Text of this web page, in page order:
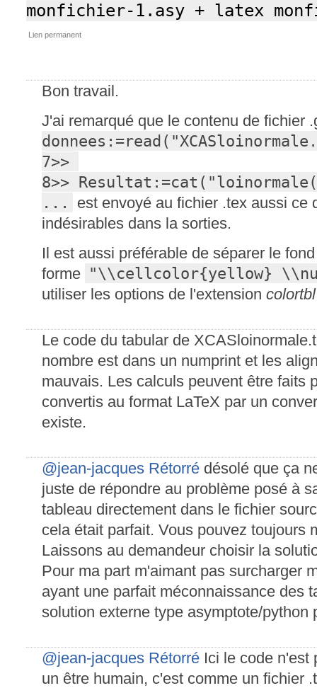
monfichier-1.asy + latex
Lien permanent
Bon travail.
J'ai remarqué que le contenu de fichier
7>>
8>>
...
est envoyé au fichier .tex aussi ce
indésirables dans la sorties.
Il est aussi préférable de séparer le
forme "\\cellcolor{yellow}
utiliser les options de l'extension colortbl
Le code du tabular de
nombre est dans un numprint et les
mauvais. Les calculs peuvent être faits
convertis au format LaTeX par un
existe.
@jean-jacques Rétorré désolé que ça
juste de répondre au problème posé à
tableau directement dans le fichier
cela était parfait. Vous pouvez toujours
Laissons au demandeur choisir la
Pour ma part m'aimant pas surcharger
ayant une parfait méconnaissance des
solution externe type asymptote/python
@jean-jacques Rétorré Ici le code n'est
un être humain, c'est comme un fichier